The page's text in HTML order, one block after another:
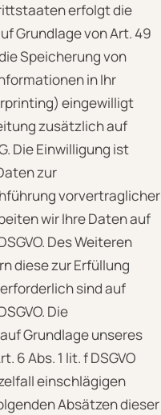
erfolgt die
Grundlage von Art. 49
die Speicherung von
in Ihr
eingewilligt
zusätzlich auf
Die Einwilligung ist
zur
vorvertraglicher
wir Ihre Daten auf
Des Weiteren
diese zur Erfüllung
sind auf
Die
Grundlage unseres
6 Abs. 1 lit. f DSGVO
einschlägigen
Absätzen dieser